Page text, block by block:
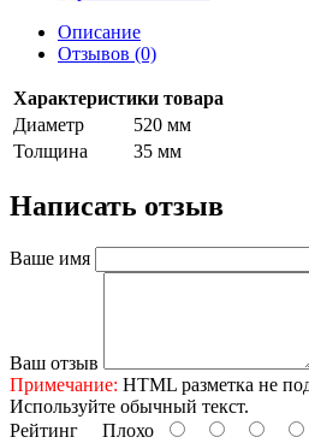
Описание
Отзывов (0)
Характеристики товара
Диаметр
520 мм
Толщина
35 мм
Написать отзыв
Ваше имя
Ваш отзыв
Примечание: HTML разметка не
Используйте обычный текст.
Рейтинг Плохо